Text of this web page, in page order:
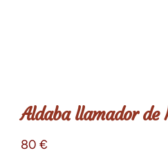
Aldaba llamador de
80 €